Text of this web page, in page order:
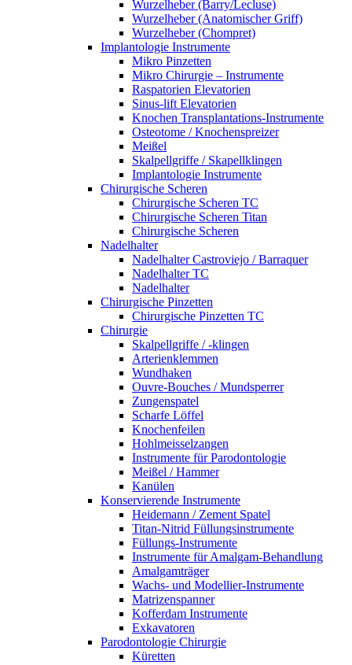
Wurzelheber (Barry/Lecluse)
Wurzelheber (Anatomischer Griff)
Wurzelheber (Chompret)
Implantologie Instrumente
Mikro Pinzetten
Mikro Chirurgie – Instrumente
Raspatorien Elevatorien
Sinus-lift Elevatorien
Knochen Transplantations-Instrumente
Osteotome / Knochenspreizer
Meißel
Skalpellgriffe / Skapellklingen
Implantologie Instrumente
Chirurgische Scheren
Chirurgische Scheren TC
Chirurgische Scheren Titan
Chirurgische Scheren
Nadelhalter
Nadelhalter Castroviejo / Barraquer
Nadelhalter TC
Nadelhalter
Chirurgische Pinzetten
Chirurgische Pinzetten TC
Chirurgie
Skalpellgriffe / -klingen
Arterienklemmen
Wundhaken
Ouvre-Bouches / Mundsperrer
Zungenspatel
Scharfe Löffel
Knochenfeilen
Hohlmeisselzangen
Instrumente für Parodontologie
Meißel / Hammer
Kanülen
Konservierende Instrumente
Heidemann / Zement Spatel
Titan-Nitrid Füllungsinstrumente
Füllungs-Instrumente
Instrumente für Amalgam-Behandlung
Amalgamträger
Wachs- und Modellier-Instrumente
Matrizenspanner
Kofferdam Instrumente
Exkavatoren
Parodontologie Chirurgie
Küretten